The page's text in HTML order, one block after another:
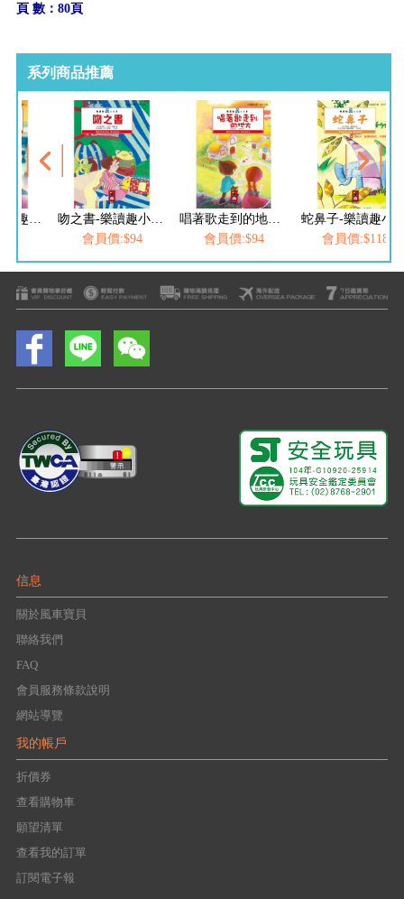
頁 數：80頁
系列商品推薦
鯨的遊戲-樂讀趣小火車2
吻之書-樂讀趣小火車4
會員價:$94
唱著歌走到的地方-樂讀趣小火車5
會員價:$94
會員價:$118
信息
關於風車寶貝
聯絡我們
FAQ
會員服務條款說明
網站導覽
我的帳戶
折價券
查看購物車
願望清單
查看我的訂單
訂閱電子報